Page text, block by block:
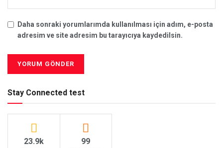
Daha sonraki yorumlarımda kullanılması için adım, e-posta
adresim ve site adresim bu tarayıcıya kaydedilsin.
Stay Connected test
23.9k 99